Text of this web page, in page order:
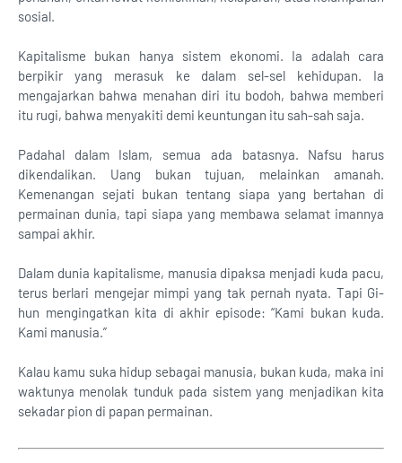
sosial.
Kapitalisme bukan hanya sistem ekonomi. Ia adalah cara
berpikir yang merasuk ke dalam sel-sel kehidupan. Ia
mengajarkan bahwa menahan diri itu bodoh, bahwa memberi
itu rugi, bahwa menyakiti demi keuntungan itu sah-sah saja.
Padahal dalam Islam, semua ada batasnya. Nafsu harus
dikendalikan. Uang bukan tujuan, melainkan amanah.
Kemenangan sejati bukan tentang siapa yang bertahan di
permainan dunia, tapi siapa yang membawa selamat imannya
sampai akhir.
Dalam dunia kapitalisme, manusia dipaksa menjadi kuda pacu,
terus berlari mengejar mimpi yang tak pernah nyata. Tapi Gi-
hun mengingatkan kita di akhir episode: “Kami bukan kuda.
Kami manusia.”
Kalau kamu suka hidup sebagai manusia, bukan kuda, maka ini
waktunya menolak tunduk pada sistem yang menjadikan kita
sekadar pion di papan permainan.